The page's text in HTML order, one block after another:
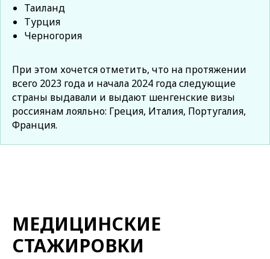
Таиланд
Турция
Черногория
При этом хочется отметить, что на протяжении
всего 2023 года и начала 2024 года следующие
страны выдавали и выдают шенгенские визы
россиянам лояльно: Греция, Италия, Португалия,
Франция.
МЕДИЦИНСКИЕ
СТАЖИРОВКИ